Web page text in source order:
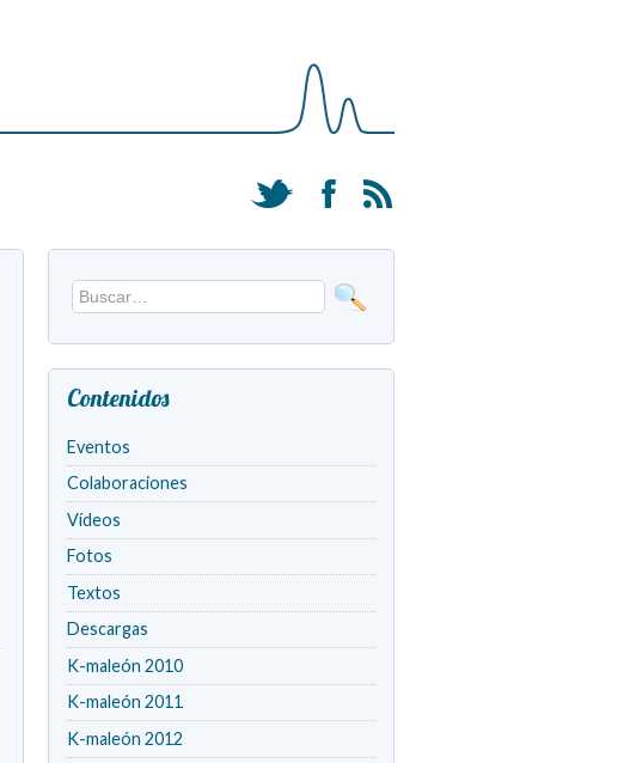
Contenidos
Eventos
Colaboraciones
Vídeos
Fotos
Textos
Descargas
K-maleón 2010
K-maleón 2011
K-maleón 2012